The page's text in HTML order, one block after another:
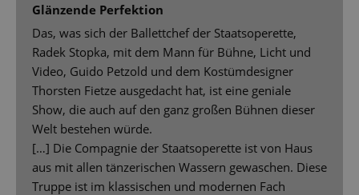
Glänzende Perfektion
Das, was sich der Ballettchef der Staatsoperette,
Radek Stopka, mit dem Mann für Bühne, Licht und
Video, Guido Petzold und dem Kostümdesigner
Thorsten Fietze ausgedacht hat, ist eine geniale
Show, die auch auf den ganz großen Bühnen dieser
Welt bestehen würde.
[…] Die Compagnie der Staatsoperette ist von Haus
aus mit allen tänzerischen Wassern gewaschen. Diese
Truppe ist im klassischen und modernen Fach